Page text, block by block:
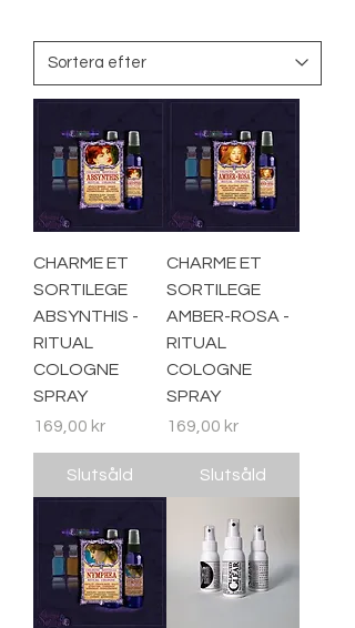
CHARME ET
SORTILEGE
ABSYNTHIS -
RITUAL
COLOGNE
SPRAY
Pris
169,00 kr
Slutsåld
CHARME ET
SORTILEGE
AMBER-ROSA -
RITUAL
COLOGNE
SPRAY
Pris
169,00 kr
Slutsåld